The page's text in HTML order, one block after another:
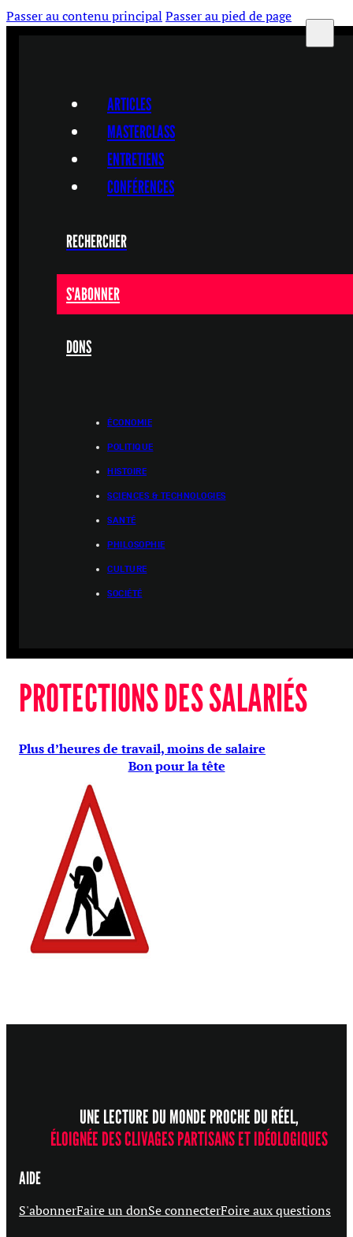
Passer au contenu principal Passer au pied de page
ARTICLES
MASTERCLASS
ENTRETIENS
CONFÉRENCES
RECHERCHER
S'ABONNER
DONS
ÉCONOMIE
POLITIQUE
HISTOIRE
SCIENCES & TECHNOLOGIES
SANTÉ
PHILOSOPHIE
CULTURE
SOCIÉTÉ
PROTECTIONS DES SALARIÉS
Plus d’heures de travail, moins de salaire
Bon pour la tête
UNE LECTURE DU MONDE PROCHE DU RÉEL,
ÉLOIGNÉE DES CLIVAGES PARTISANS ET IDÉOLOGIQUES
AIDE
S'abonnerFaire un donSe connecterFoire aux questions